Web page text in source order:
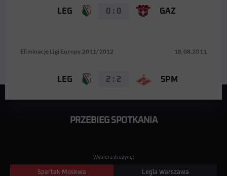
LEG 0 : 0 GAZ
Eliminacje Ligi Europy 2011/2012 18.08.2011
LEG 2 : 2 SPM
PRZEBIEG SPOTKANIA
Wybierz drużynę:
Spartak Moskwa Legia Warszawa